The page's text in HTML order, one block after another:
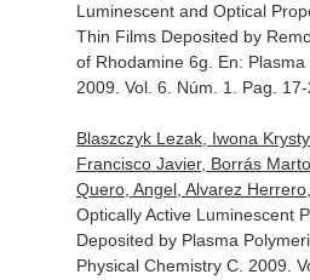
Luminescent and Optical
Thin Films Deposited by
of Rhodamine 6g. En:
2009. Vol. 6. Núm. 1. Pag. 17-
Blaszczyk Lezak, Iwona
Francisco Javier, Borrás
Quero, Angel, Alvarez
Optically Active Luminescent
Deposited by Plasma
Physical Chemistry C. 2009.